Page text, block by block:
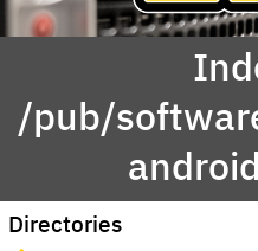
/pub/
Directories